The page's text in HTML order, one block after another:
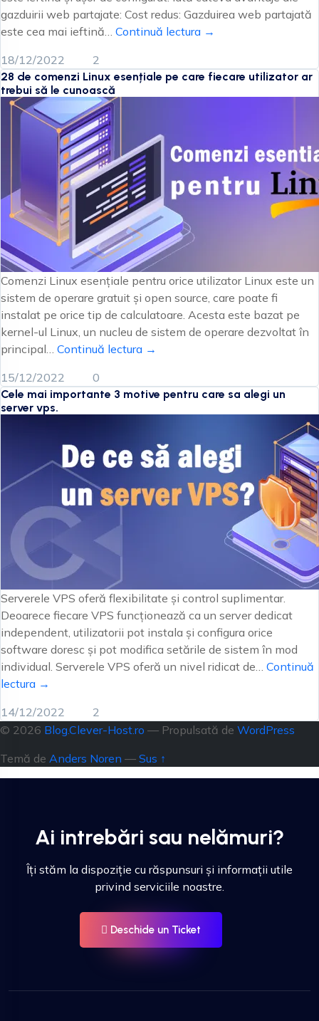
gazduirii web partajate: Cost redus: Gazduirea web partajată
este cea mai ieftină… Continuă lectura →
18/12/2022
2
28 de comenzi Linux esențiale pe care fiecare utilizator ar
trebui să le cunoască
Comenzi Linux esențiale pentru orice utilizator Linux este un
sistem de operare gratuit și open source, care poate fi
instalat pe orice tip de calculatoare. Acesta este bazat pe
kernel-ul Linux, un nucleu de sistem de operare dezvoltat în
principal… Continuă lectura →
15/12/2022
0
Cele mai importante 3 motive pentru care sa alegi un
server vps.
Serverele VPS oferă flexibilitate și control suplimentar.
Deoarece fiecare VPS funcționează ca un server dedicat
independent, utilizatorii pot instala și configura orice
software doresc și pot modifica setările de sistem în mod
individual. Serverele VPS oferă un nivel ridicat de… Continuă
lectura →
14/12/2022
2
© 2026 Blog.Clever-Host.ro — Propulsată de WordPress
Temă de Anders Noren — Sus ↑
Ai intrebări sau nelămuri?
Îți stăm la dispoziție cu răspunsuri și informații utile
privind serviciile noastre.
Deschide un Ticket